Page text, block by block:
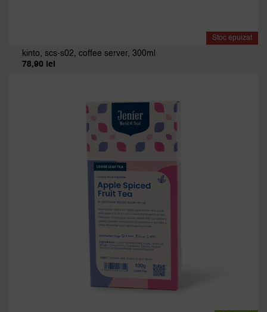
Stoc epuizat
kinto, scs-s02, coffee server, 300ml
78,90
lei